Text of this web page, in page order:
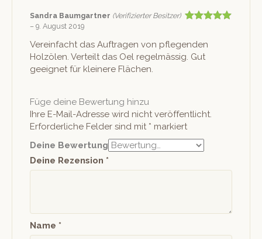
San­dra Baumgartner (Verifizierter Besitzer)
– 9. August 2019
Vere­in­facht das Auf­tra­gen von pfle­gen­den
Holzölen. Verteilt das Oel regelmäs­sig. Gut
geeignet für kleinere Flächen.
Füge deine Bewertung hinzu
Ihre E-Mail-Adresse wird nicht veröffentlicht.
Erforderliche Felder sind mit * markiert
Deine Bewertung
Deine Rezension *
Name *